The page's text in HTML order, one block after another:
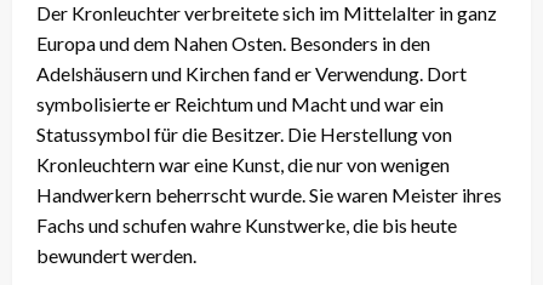
Der Kronleuchter verbreitete sich im Mittelalter in ganz
Europa und dem Nahen Osten. Besonders in den
Adelshäusern und Kirchen fand er Verwendung. Dort
symbolisierte er Reichtum und Macht und war ein
Statussymbol für die Besitzer. Die Herstellung von
Kronleuchtern war eine Kunst, die nur von wenigen
Handwerkern beherrscht wurde. Sie waren Meister ihres
Fachs und schufen wahre Kunstwerke, die bis heute
bewundert werden.